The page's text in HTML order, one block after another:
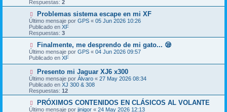
a
jo
m
e
n
s
a
e
Respuestas: 2
N
u
e
v
o
m
e
n
s
e
Problemas sistema escape en mi XF
Último mensaje por GPS « 05 Jun 2026 10:26
Publicado en XF
Respuestas: 3
N
u
e
v
o
m
e
n
s
e
Finalmente, me desprendo de mi gato... 😪
Último mensaje por GPS « 04 Jun 2026 09:57
Publicado en XF
N
u
e
v
o
m
e
Presento mi Jaguar XJ6 x300
Último mensaje por Álvaro « 27 May 2026 08:34
Publicado en XJ 300 & 308
Respuestas: 12
N
u
PRÓXIMOS CONTENIDOS EN CLÁSICOS AL VOLANTE
Último mensaje por jinigor « 24 May 2026 12:13